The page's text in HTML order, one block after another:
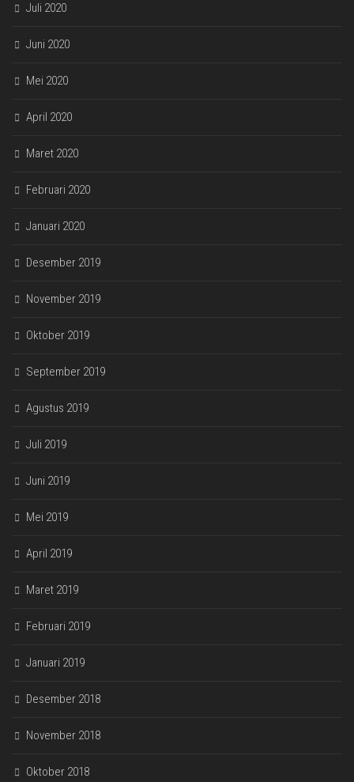
Juli 2020
Juni 2020
Mei 2020
April 2020
Maret 2020
Februari 2020
Januari 2020
Desember 2019
November 2019
Oktober 2019
September 2019
Agustus 2019
Juli 2019
Juni 2019
Mei 2019
April 2019
Maret 2019
Februari 2019
Januari 2019
Desember 2018
November 2018
Oktober 2018